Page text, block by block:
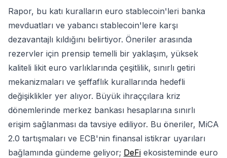
Rapor, bu katı kuralların euro stablecoin'leri banka
mevduatları ve yabancı stablecoin'lere karşı
dezavantajlı kıldığını belirtiyor. Öneriler arasında
rezervler için prensip temelli bir yaklaşım, yüksek
kaliteli likit euro varlıklarında çeşitlilik, sınırlı getiri
mekanizmaları ve şeffaflık kurallarında hedefli
değişiklikler yer alıyor. Büyük ihraççılara kriz
dönemlerinde merkez bankası hesaplarına sınırlı
erişim sağlanması da tavsiye ediliyor. Bu öneriler, MiCA
2.0 tartışmaları ve ECB'nin finansal istikrar uyarıları
bağlamında gündeme geliyor; DeFi ekosisteminde euro